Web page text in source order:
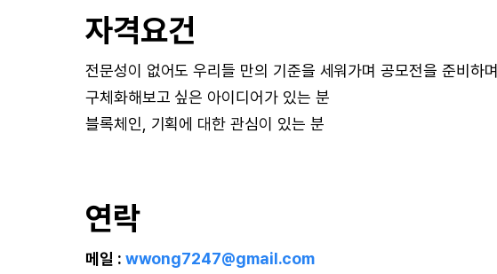
자격요건
전문성이 없어도 우리들 만의 기준을 세워가며 공모전을 준비하
구체화해보고 싶은 아이디어가 있는 분
블록체인, 기획에 대한 관심이 있는 분
연락
메일 : wwong7247@gmail.com